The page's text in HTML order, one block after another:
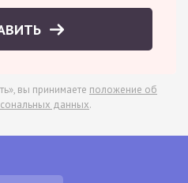
вы принимаете положение об
данных.